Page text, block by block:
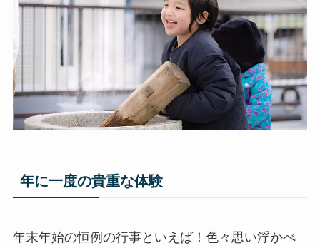
年に一度の貴重な体験
年末年始の恒例の行事といえば！色々思い浮かべ